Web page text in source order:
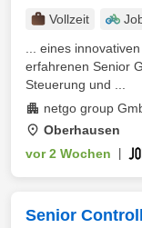
Vollzeit
... eines
erfahrenen Senior
Steuerung und ...
netgo group
Oberhausen
vor 2 Wochen
Senior